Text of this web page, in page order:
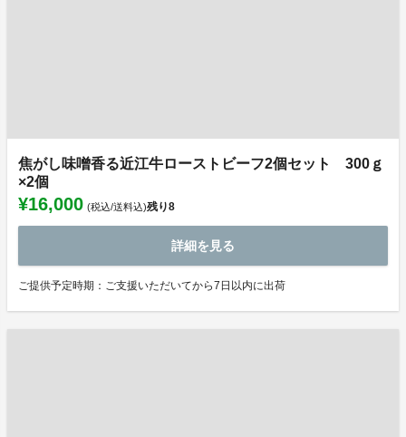
焦がし味噌香る近江牛ローストビーフ2個セット 300ｇ
×2個
¥16,000 (税込/送料込)残り8
詳細を見る
ご提供予定時期：ご支援いただいてから7日以内に出荷